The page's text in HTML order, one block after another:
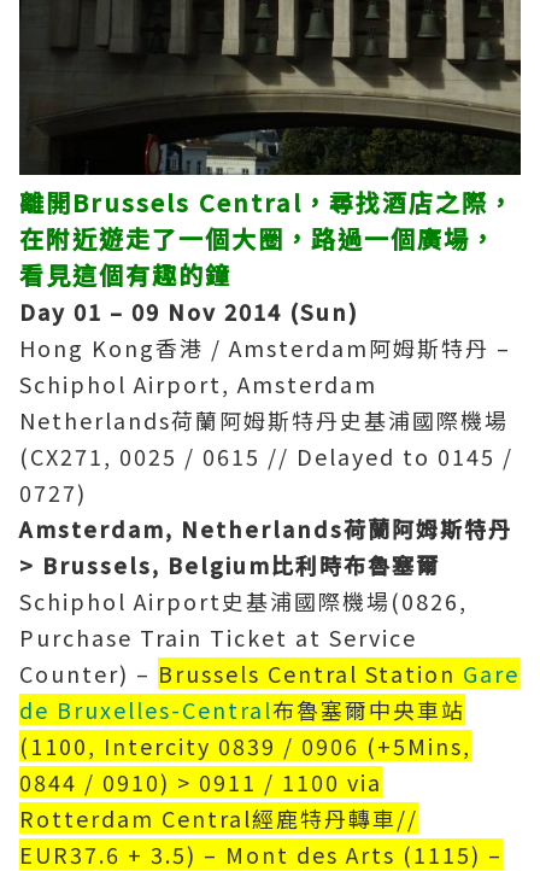
離開Brussels Central，尋找酒店之際，
在附近遊走了一個大圈，路過一個廣場，
看見這個有趣的鐘
Day 01 – 09 Nov 2014 (Sun)
Hong Kong香港 / Amsterdam阿姆斯特丹 –
Schiphol Airport, Amsterdam
Netherlands荷蘭阿姆斯特丹史基浦國際機場
(CX271, 0025 / 0615 // Delayed to 0145 /
0727)
Amsterdam, Netherlands荷蘭阿姆斯特丹
> Brussels, Belgium比利時布魯塞爾
Schiphol Airport史基浦國際機場(0826,
Purchase Train Ticket at Service
Counter) – Brussels Central Station Gare
de Bruxelles-Central布魯塞爾中央車站
(1100, Intercity 0839 / 0906 (+5Mins,
0844 / 0910) > 0911 / 1100 via
Rotterdam Central經鹿特丹轉車//
EUR37.6 + 3.5) – Mont des Arts (1115) –